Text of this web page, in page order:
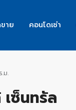
าย คอนโดเช่า
ม.
ซ็นทรัล